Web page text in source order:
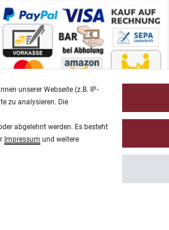
unserer Webseite (z.B. IP-
zu analysieren. Die
abgelehnt werden. Es besteht
Impressum und weitere